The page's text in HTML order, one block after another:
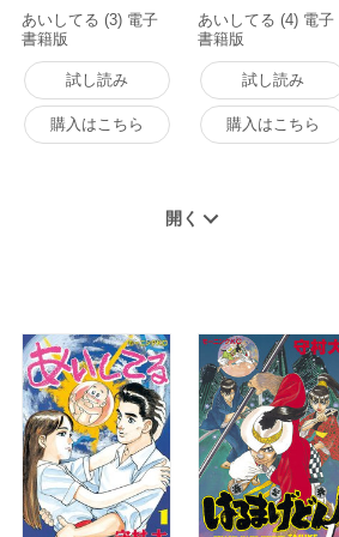
あいしてる (3) 電子
書籍版
試し読み
購入はこちら
あいしてる (4) 電子
書籍版
試し読み
購入はこちら